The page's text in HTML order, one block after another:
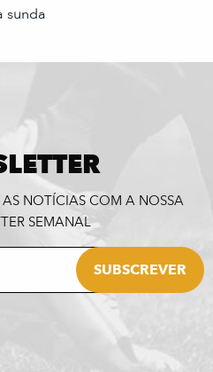
sunda
NOTÍCIAS COM A NOSSA
SEMANAL